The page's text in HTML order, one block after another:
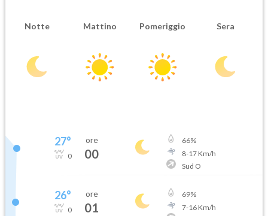
Notte Mattino Pomeriggio Sera
27°
0
ore
00
66%
8-17Km/h
Sud O
26°
0
ore
01
69%
7-16Km/h